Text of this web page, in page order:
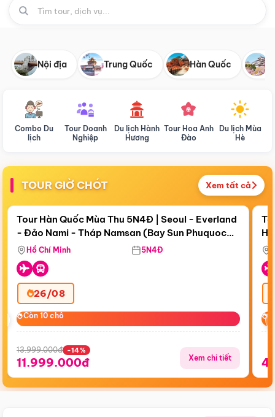
Nội địa Trung Quốc Hàn Quốc
Combo Du
lịch
Tour Doanh
Nghiệp
Du lịch Hành
Hương
Tour Hoa Anh
Đào
Du lịch Mùa
Hè
TOUR GIỜ CHÓT Xem tất cả
Còn19 ngày 04:52:43
Điểm nổi bật
Tour Hàn Quốc Mùa Thu 5N4Đ | Seoul - Everland
- Đảo Nami - Tháp Namsan (Bay Sun Phuquoc
Airways)
Hồ Chí Minh 5N4Đ
26/08
Còn 10 chỗ
Còn 10 chỗ
13.999.000đ -14%
11.999.000đ Xem chi tiết